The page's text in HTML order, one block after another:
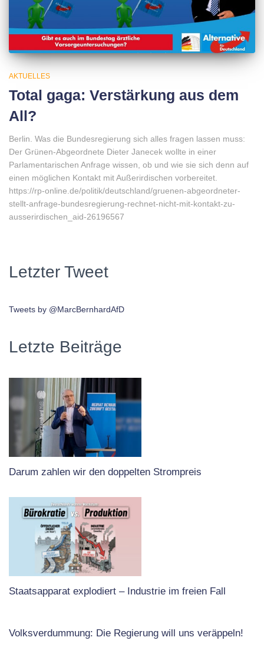
AKTUELLES
Total gaga: Verstärkung aus dem
All?
Berlin. Was die Bundesregierung sich alles fragen lassen muss:
Der Grünen-Abgeordnete Dieter Janecek wollte in einer
Parlamentarischen Anfrage wissen, ob und wie sie sich denn auf
einen möglichen Kontakt mit Außerirdischen vorbereitet.
https://rp-online.de/politik/deutschland/gruenen-abgeordneter-
stellt-anfrage-bundesregierung-rechnet-nicht-mit-kontakt-zu-
ausserirdischen_aid-26196567
Letzter Tweet
Tweets by @MarcBernhardAfD
Letzte Beiträge
Darum zahlen wir den doppelten Strompreis
Staatsapparat explodiert – Industrie im freien Fall
Volksverdummung: Die Regierung will uns veräppeln!